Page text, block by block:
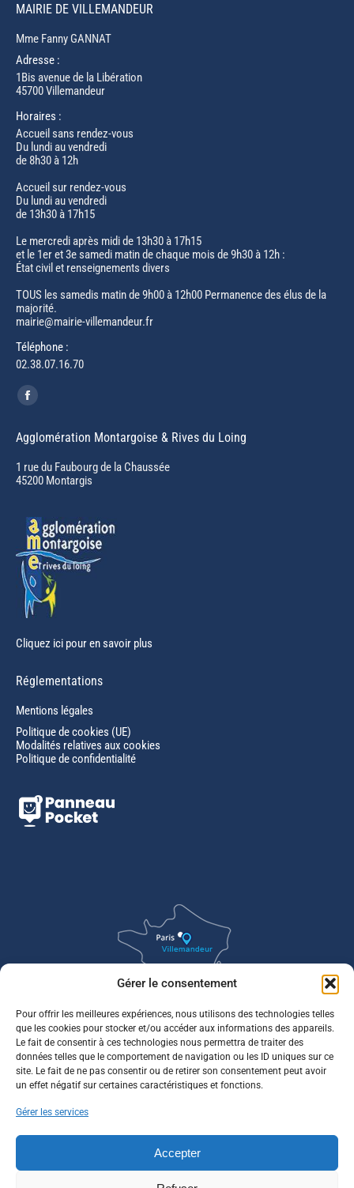
Gérer le consentement
Pour offrir les meilleures expériences, nous utilisons des technologies telles
que les cookies pour stocker et/ou accéder aux informations des appareils.
Le fait de consentir à ces technologies nous permettra de traiter des
données telles que le comportement de navigation ou les ID uniques sur ce
site. Le fait de ne pas consentir ou de retirer son consentement peut avoir
un effet négatif sur certaines caractéristiques et fonctions.
Gérer les services
Accepter
MAIRIE DE VILLEMANDEUR
Mme Fanny GANNAT
Adresse :
1Bis avenue de la Libération
45700 Villemandeur
Horaires :
Accueil sans rendez-vous
Du lundi au vendredi
de 8h30 à 12h
Accueil sur rendez-vous
Du lundi au vendredi
de 13h30 à 17h15
Le mercredi après midi de 13h30 à 17h15
et le 1er et 3e samedi matin de chaque mois de 9h30 à 12h :
État civil et renseignements divers
TOUS les samedis matin de 9h00 à 12h00 Permanence des élus de la
majorité.
mairie@mairie-villemandeur.fr
Téléphone :
02.38.07.16.70
Trouvez nous sur :
Facebook
opens
in
new
Agglomération Montargoise & Rives du Loing
1 rue du Faubourg de la Chaussée
45200 Montargis
Cliquez ici pour en savoir plus
Réglementations
Mentions légales
Politique de cookies (UE)
Modalités relatives aux cookies
Politique de confidentialité